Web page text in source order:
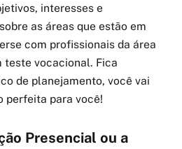
interesses e
as áreas que estão em
com profissionais da área
teste vocacional. Fica
de planejamento, você vai
perfeita para você!
Presencial ou a